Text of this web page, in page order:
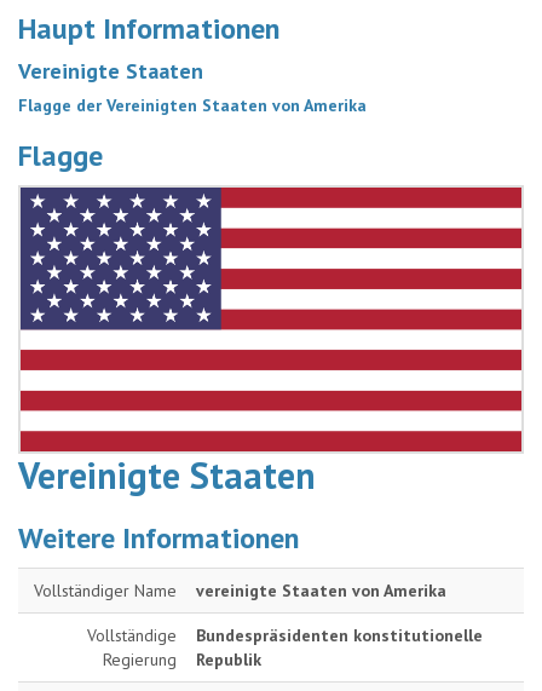
Haupt Informationen
Vereinigte Staaten
Flagge der Vereinigten Staaten von Amerika
Flagge
Vereinigte Staaten
Weitere Informationen
Vollständiger Name vereinigte Staaten von Amerika
Vollständige
Regierung
Bundespräsidenten konstitutionelle
Republik